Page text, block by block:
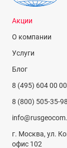
Акции
О компании
Услуги
Блог
8 (495) 604 00 00
8 (800) 505-35-98
г. Москва, ул.
офис 102